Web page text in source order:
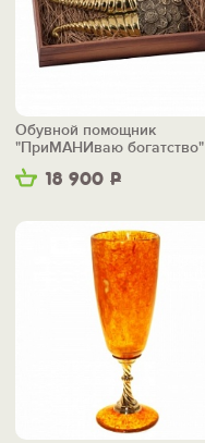
18 900 Р
Обувной помощник
"ПриМАНИваю богатство"